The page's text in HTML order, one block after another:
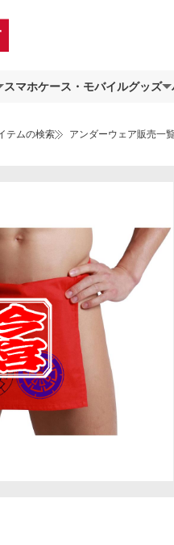
スマホケース・モバイルグッズ
テムの検索 アンダーウェア販売一